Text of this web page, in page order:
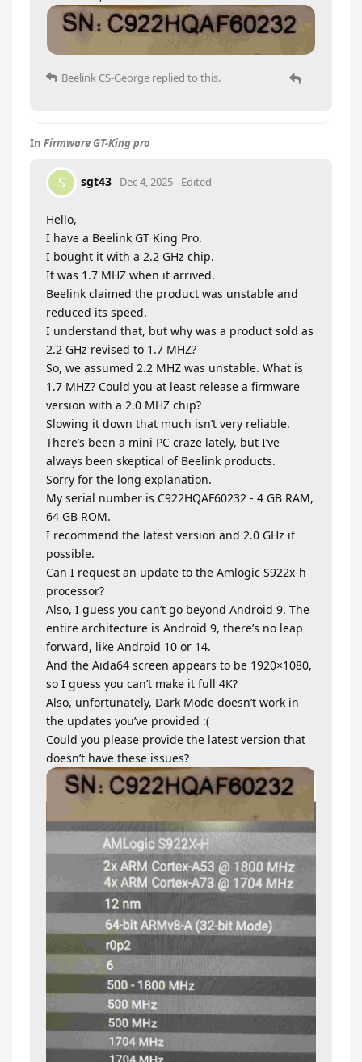
Beelink CS-George replied to this.
In Firmware GT-King pro
S sgt43 Dec 4, 2025 Edited
Hello,
I have a Beelink GT King Pro.
I bought it with a 2.2 GHz chip.
It was 1.7 MHZ when it arrived.
Beelink claimed the product was unstable and
reduced its speed.
I understand that, but why was a product sold as
2.2 GHz revised to 1.7 MHZ?
So, we assumed 2.2 MHZ was unstable. What is
1.7 MHZ? Could you at least release a firmware
version with a 2.0 MHZ chip?
Slowing it down that much isn’t very reliable.
There’s been a mini PC craze lately, but I’ve
always been skeptical of Beelink products.
Sorry for the long explanation.
My serial number is C922HQAF60232 - 4 GB RAM,
64 GB ROM.
I recommend the latest version and 2.0 GHz if
possible.
Can I request an update to the Amlogic S922x-h
processor?
Also, I guess you can’t go beyond Android 9. The
entire architecture is Android 9, there’s no leap
forward, like Android 10 or 14.
And the Aida64 screen appears to be 1920×1080,
so I guess you can’t make it full 4K?
Also, unfortunately, Dark Mode doesn’t work in
the updates you’ve provided :(
Could you please provide the latest version that
doesn’t have these issues?